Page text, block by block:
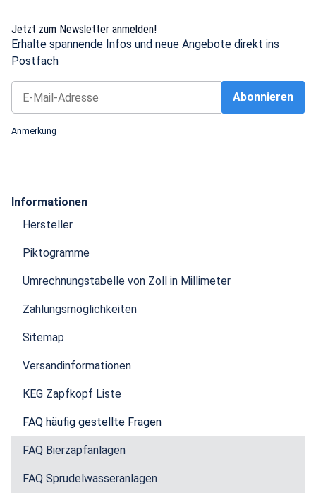
Jetzt zum Newsletter anmelden!
Erhalte spannende Infos und neue Angebote direkt ins
Postfach
Abonnieren
Anmerkung
Informationen
Hersteller
Piktogramme
Umrechnungstabelle von Zoll in Millimeter
Zahlungsmöglichkeiten
Sitemap
Versandinformationen
KEG Zapfkopf Liste
FAQ häufig gestellte Fragen
FAQ Bierzapfanlagen
FAQ Sprudelwasseranlagen